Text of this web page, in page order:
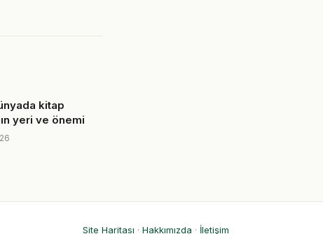
kitap
yeri ve önemi
Site Haritası · Hakkımızda · İletişim